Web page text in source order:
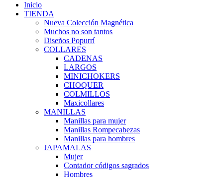
Inicio
TIENDA
Nueva Colección Magnética
Muchos no son tantos
Diseños Popurrí
COLLARES
CADENAS
LARGOS
MINICHOKERS
CHOQUER
COLMILLOS
Maxicollares
MANILLAS
Manillas para mujer
Manillas Rompecabezas
Manillas para hombres
JAPAMALAS
Mujer
Contador códigos sagrados
Hombres